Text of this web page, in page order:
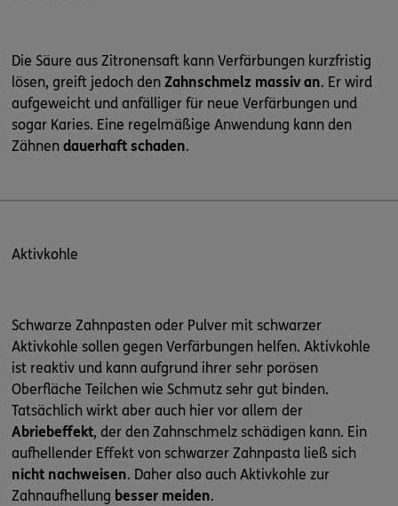
Die Säure aus Zitronensaft kann Verfärbungen kurzfristig
lösen, greift jedoch den Zahnschmelz massiv an. Er wird
aufgeweicht und anfälliger für neue Verfärbungen und
sogar Karies. Eine regelmäßige Anwendung kann den
Zähnen dauerhaft schaden.
Aktivkohle
Schwarze Zahnpasten oder Pulver mit schwarzer
Aktivkohle sollen gegen Verfärbungen helfen. Aktivkohle
ist reaktiv und kann aufgrund ihrer sehr porösen
Oberfläche Teilchen wie Schmutz sehr gut binden.
Tatsächlich wirkt aber auch hier vor allem der
Abriebeffekt, der den Zahnschmelz schädigen kann. Ein
aufhellender Effekt von schwarzer Zahnpasta ließ sich
nicht nachweisen. Daher also auch Aktivkohle zur
Zahnaufhellung besser meiden.